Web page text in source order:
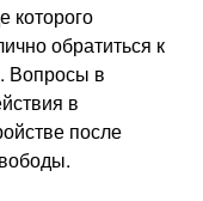
которого
обратиться к
Вопросы в
в
после